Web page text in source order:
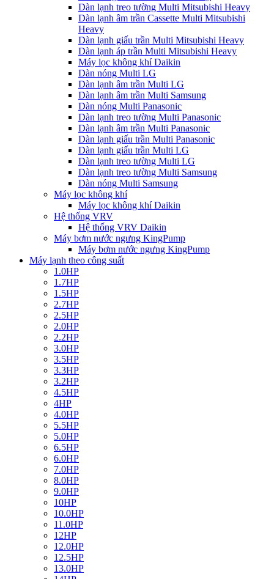
Dàn lạnh treo tường Multi Mitsubishi Heavy
Dàn lạnh âm trần Cassette Multi Mitsubishi
Heavy
Dàn lạnh giấu trần Multi Mitsubishi Heavy
Dàn lạnh áp trần Multi Mitsubishi Heavy
Máy lọc không khí Daikin
Dàn nóng Multi LG
Dàn lạnh âm trần Multi LG
Dàn lạnh âm trần Multi Samsung
Dàn nóng Multi Panasonic
Dàn lạnh treo tường Multi Panasonic
Dàn lạnh âm trần Multi Panasonic
Dàn lạnh giấu trần Multi Panasonic
Dàn lạnh giấu trần Multi LG
Dàn lạnh treo tường Multi LG
Dàn lạnh treo tường Multi Samsung
Dàn nóng Multi Samsung
Máy lọc không khí
Máy lọc không khí Daikin
Hệ thống VRV
Hệ thống VRV Daikin
Máy bơm nước ngưng KingPump
Máy bơm nước ngưng KingPump
Máy lạnh theo công suất
1.0HP
1.7HP
1.5HP
2.7HP
2.5HP
2.0HP
2.2HP
3.0HP
3.5HP
3.3HP
3.2HP
4.5HP
4HP
4.0HP
5.5HP
5.0HP
6.5HP
6.0HP
7.0HP
8.0HP
9.0HP
10HP
10.0HP
11.0HP
12HP
12.0HP
12.5HP
13.0HP